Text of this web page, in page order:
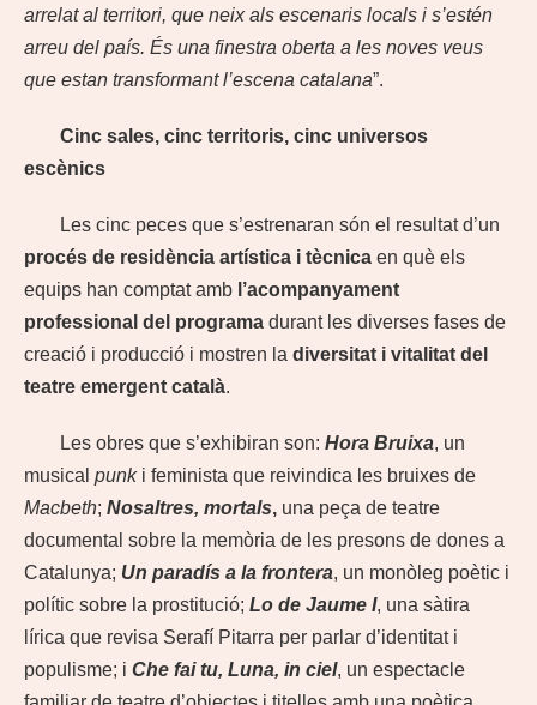
arrelat al territori, que neix als escenaris locals i s’estén
arreu del país. És una finestra oberta a les noves veus
que estan transformant l’escena catalana”.
Cinc sales, cinc territoris, cinc universos
escènics
Les cinc peces que s’estrenaran són el resultat d’un
procés de residència artística i tècnica en què els
equips han comptat amb l’acompanyament
professional del programa durant les diverses fases de
creació i producció i mostren la diversitat i vitalitat del
teatre emergent català.
Les obres que s’exhibiran son: Hora Bruixa, un
musical punki feminista que reivindica les bruixes de
Macbeth; Nosaltres, mortals, una peça de teatre
documental sobre la memòria de les presons de dones a
Catalunya; Un paradís a la frontera, un monòleg poètic i
polític sobre la prostitució; Lo de Jaume I, una sàtira
lírica que revisa Serafí Pitarra per parlar d’identitat i
populisme; i Che fai tu, Luna, in ciel, un espectacle